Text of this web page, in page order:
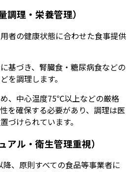
理・栄養管理）
者の健康状態に合わせた食事提供
基づき、腎臓食・糖尿病食などの
を調理します。
、中心温度75℃以上などの厳格
を確保する必要があり、調理は医
づけられています。
アル・衛生管理重視）
、原則すべての食品等事業者に